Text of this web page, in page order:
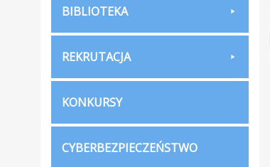
BIBLIOTEKA
REKRUTACJA
KONKURSY
CYBERBEZPIECZEŃSTWO